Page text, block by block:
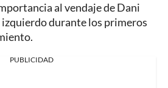
al vendaje de Dani
durante los primeros
PUBLICIDAD